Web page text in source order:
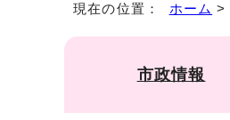
現在の位置： ホーム >
市政情報